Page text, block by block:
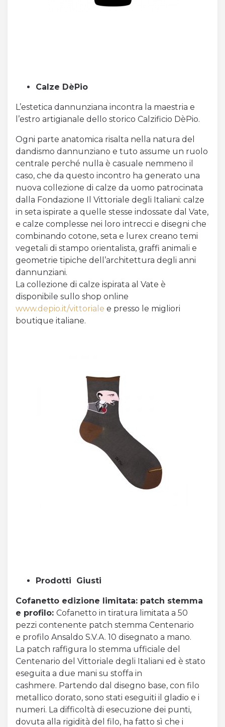
Calze DèPio
L’estetica dannunziana incontra la maestria e
l’estro artigianale dello storico Calzificio DèPio.
Ogni parte anatomica risalta nella natura del
dandismo dannunziano e tuto assume un ruolo
centrale perché nulla è casuale nemmeno il
caso, che da questo incontro ha generato una
nuova collezione di calze da uomo patrocinata
dalla Fondazione Il Vittoriale degli Italiani: calze
in seta ispirate a quelle stesse indossate dal Vate,
e calze complesse nei loro intrecci e disegni che
combinando cotone, seta e lurex creano temi
vegetali di stampo orientalista, graffi animali e
geometrie tipiche dell’architettura degli anni
dannunziani.
La collezione di calze ispirata al Vate è
disponibile sullo shop online
www.depio.it/vittoriale e presso le migliori
boutique italiane.
Prodotti Giusti
Cofanetto edizione limitata: patch stemma
e profilo: Cofanetto in tiratura limitata a 50
pezzi contenente patch stemma Centenario
e profilo Ansaldo S.V.A. 10 disegnato a mano.
La patch raffigura lo stemma ufficiale del
Centenario del Vittoriale degli Italiani ed è stato
eseguita a due mani su stoffa in
cashmere. Partendo dal disegno base, con filo
metallico dorato, sono stati eseguiti il gladio e i
numeri. La difficoltà di esecuzione dei punti,
dovuta alla rigidità del filo, ha fatto sì che i